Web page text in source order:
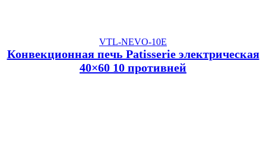
VTL-NEVO-10E
Конвекционная печь Patisserie электрическая
40×60 10 противней